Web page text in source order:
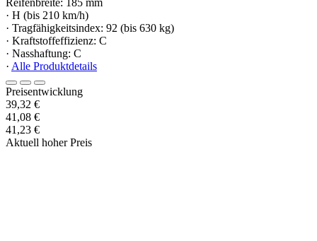
Reifenbreite: 185 mm
· H (bis 210 km/h)
· Tragfähigkeitsindex: 92 (bis 630 kg)
· Kraftstoffeffizienz: C
· Nasshaftung: C
· Alle Produktdetails
Preisentwicklung
39,32 €
41,08 €
41,23 €
Aktuell hoher Preis